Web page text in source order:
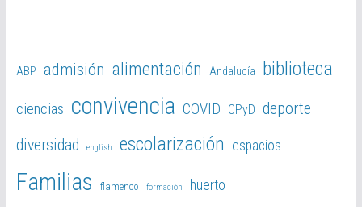
ABP admisión alimentación Andalucía biblioteca
ciencias convivencia COVID CPyD deporte
diversidad english escolarización espacios
Familias flamenco formación huerto